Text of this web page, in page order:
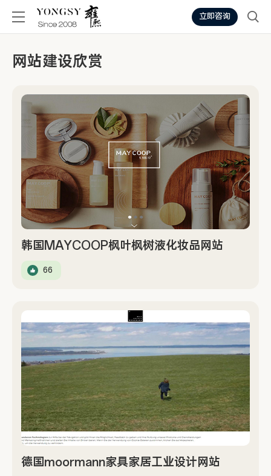
立即咨询
网站建设欣赏
韩国MAYCOOP枫叶枫树液化妆品网站
66
德国moormann家具家居工业设计网站